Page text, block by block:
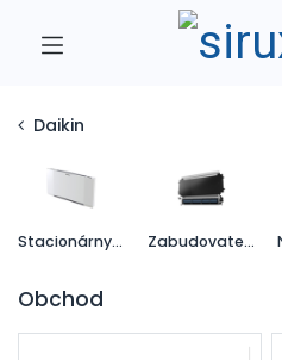
Daikin
Stacionárny model Zabudovateľný, vstavaný model
Obchod